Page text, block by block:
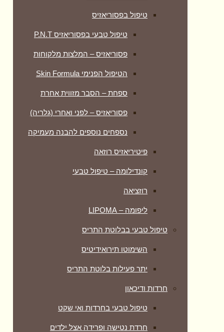
טיפול בפסוריאזיס
טיפול טבעי בפסוריאזיס P.N.T
פסוריאזיס – המלצות מלקוחות
הטיפול הפנימי Skin Formula
ספחת – הסבר מזווית אחרת
פסוריאזיס – לפני ואחרי (גלריה)
נספחים נוספים להבנה מעמיקה
פיטיריאזיס רוזאה
קונדילומה – טיפול טבעי
רוזציאה
ליפומה – LIPOMA
טיפול טבעי בבלוטת התריס
השימוטו תירואידיטיס
יתר פעילות בלוטת התריס
חרדות ודיכאון
טיפול טבעי בחרדות ואי שקט
חרדת נטישה ופרידה אצל ילדים